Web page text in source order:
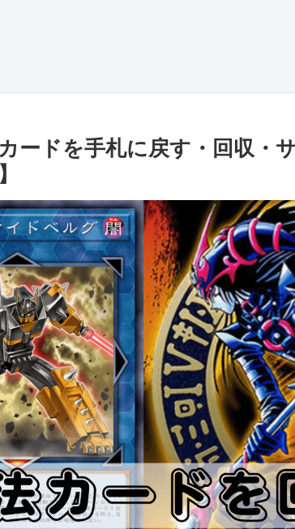
ードを手札に戻す・回収・